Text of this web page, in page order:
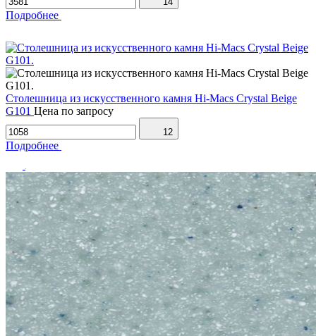
Подробнее
Столешница из искусственного камня Hi-Macs Crystal Beige
G101 Цена по запросу
12
Подробнее